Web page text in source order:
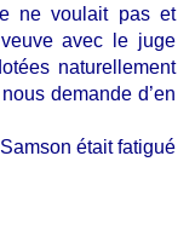
ne voulait pas et
avec le juge
naturellement
demande d’en
était fatigué